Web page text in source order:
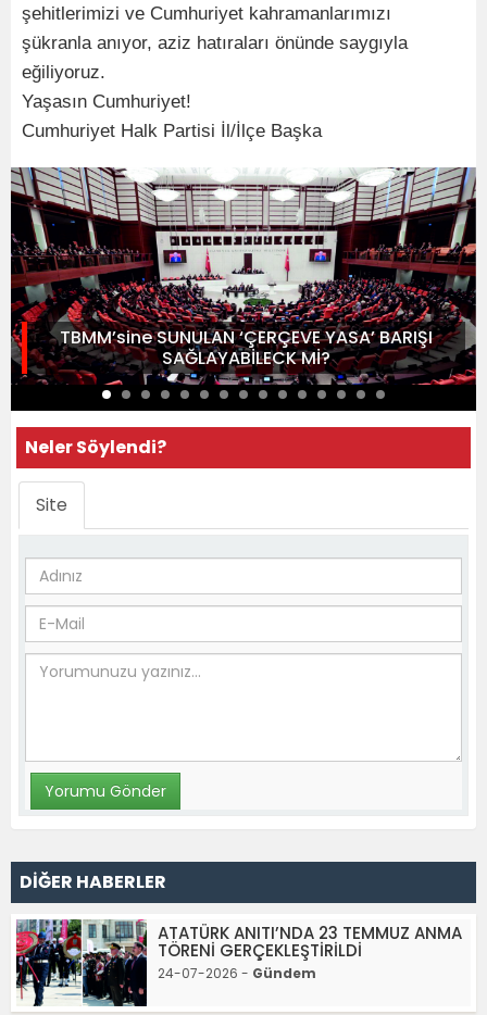
şehitlerimizi ve Cumhuriyet kahramanlarımızı
şükranla anıyor, aziz hatıraları önünde saygıyla
eğiliyoruz.
Yaşasın Cumhuriyet!
Cumhuriyet Halk Partisi İl/İlçe Başka
TBMM’sine SUNULAN ‘ÇERÇEVE YASA’ BARIŞI
SAĞLAYABİLECK Mİ?
Neler Söylendi?
Site
DİĞER HABERLER
ATATÜRK ANITI’NDA 23 TEMMUZ ANMA
TÖRENİ GERÇEKLEŞTİRİLDİ
24-07-2026 - Gündem